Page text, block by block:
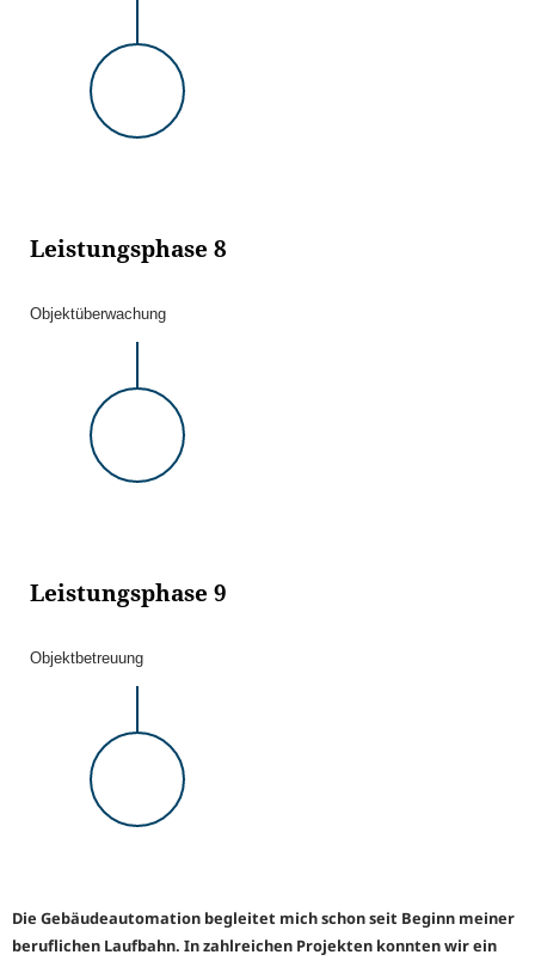
Leistungsphase 8
Objektüberwachung
Leistungsphase 9
Objektbetreuung
Die Gebäudeautomation begleitet mich schon seit Beginn meiner
beruflichen Laufbahn. In zahlreichen Projekten konnten wir ein